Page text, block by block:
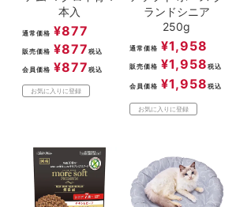
本入
通常価格 ¥877
販売価格 ¥877 税込
会員価格 ¥877 税込
お気に入りに登録
ランドシニア
250g
通常価格 ¥1,958
販売価格 ¥1,958 税込
会員価格 ¥1,958 税込
お気に入りに登録